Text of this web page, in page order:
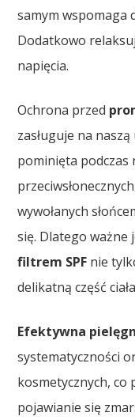
samym wspomaga
Dodatkowo
napięcia.
Ochrona przed
zasługuje na
pominięta podczas
wywołanych
się. Dlatego ważne
filtrem SPF nie
delikatną część
Efektywna
systematyczności
kosmetycznych, co
pojawianie się